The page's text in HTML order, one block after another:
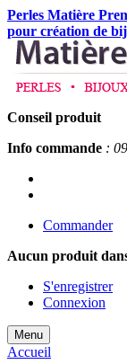
Perles Matière
pour création de
Conseil produit
Info commande :
Commander
Aucun produit
S'enregistrer
Connexion
Menu
Accueil